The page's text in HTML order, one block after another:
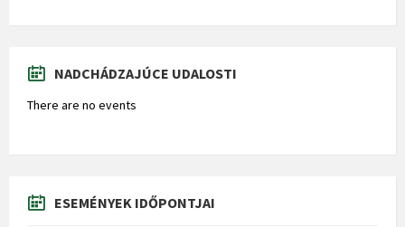
NADCHÁDZAJÚCE UDALOSTI
There are no events
ESEMÉNYEK IDŐPONTJAI